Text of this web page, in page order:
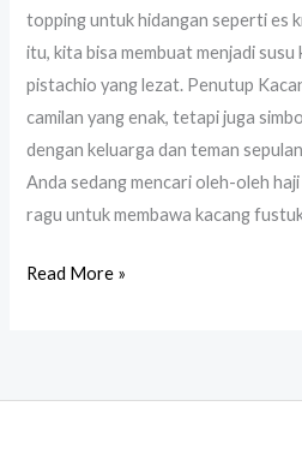
topping untuk hidangan seperti es
itu, kita bisa membuat menjadi
pistachio yang lezat. Penutup
camilan yang enak, tetapi juga
dengan keluarga dan teman
Anda sedang mencari oleh-oleh
ragu untuk membawa kacang
Read More »